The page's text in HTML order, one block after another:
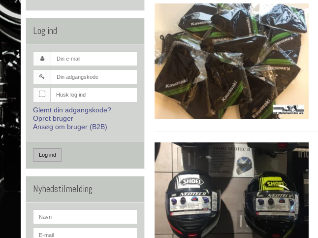
Log ind
Husk log ind
Glemt din adgangskode?
Opret bruger
Ansøg om bruger (B2B)
Log ind
Nyhedstilmelding